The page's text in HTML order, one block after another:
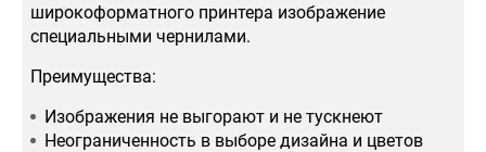
широкоформатного принтера изображение
специальными чернилами.
Преимущества:
Изображения не выгорают и не тускнеют
Неограниченность в выборе дизайна и цветов